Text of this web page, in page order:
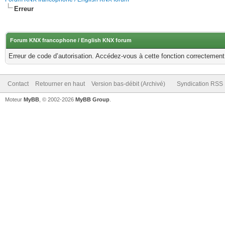
Erreur
Forum KNX francophone / English KNX forum
Erreur de code d’autorisation. Accédez-vous à cette fonction
Contact Retourner en haut Version bas-débit (Archivé) Syndication RSS
Moteur MyBB , © 2002-2026 MyBB Group